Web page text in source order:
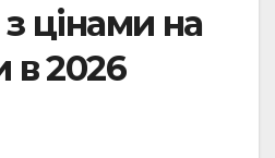
цінами на
в 2026